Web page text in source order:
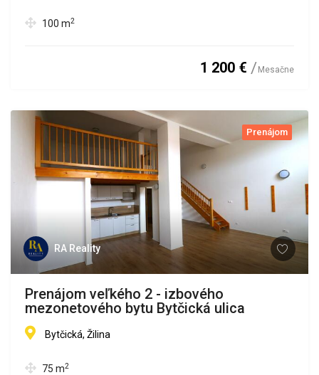
100 m2
1 200 € Mesačne
Prenájom
RA Reality
Prenájom veľkého 2 - izbového
mezonetového bytu Bytčická ulica
Bytčická, Žilina
75 m2